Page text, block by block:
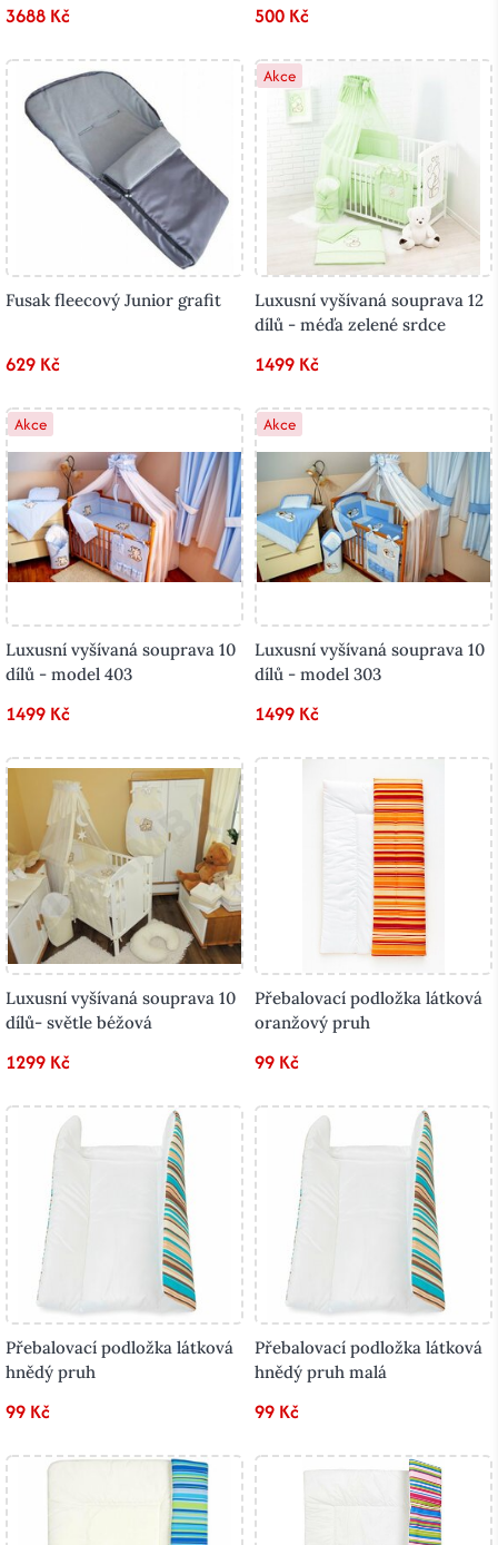
3688 Kč 500 Kč
Fusak fleecový Junior grafit
629 Kč
Akce
Luxusní vyšívaná souprava 12
dílů - méďa zelené srdce
1499 Kč
Akce
Luxusní vyšívaná souprava 10
dílů - model 403
1499 Kč
Akce
Luxusní vyšívaná souprava 10
dílů - model 303
1499 Kč
Luxusní vyšívaná souprava 10
dílů- světle béžová
1299 Kč
Přebalovací podložka látková
oranžový pruh
99 Kč
Přebalovací podložka látková
hnědý pruh
99 Kč
Přebalovací podložka látková
hnědý pruh malá
99 Kč